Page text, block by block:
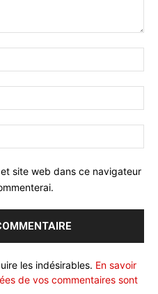
site web dans ce navigateur
les indésirables. En savoir
de vos commentaires sont